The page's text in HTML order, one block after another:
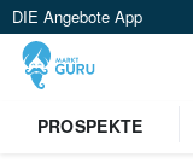
DIE Angebote App
PROSPEKTE